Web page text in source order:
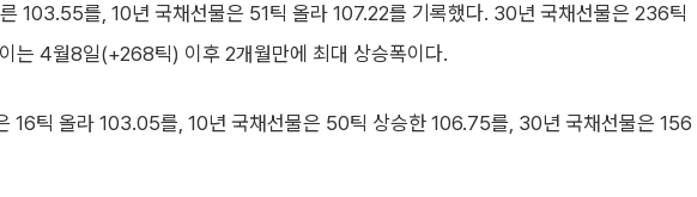
103.55를, 10년 국채선물은 51틱 올라 107.22를 기록했다. 30년 국채선물은 236틱
는 4월8일(+268틱) 이후 2개월만에 최대 상승폭이다.
16틱 올라 103.05를, 10년 국채선물은 50틱 상승한 106.75를, 30년 국채선물은 156